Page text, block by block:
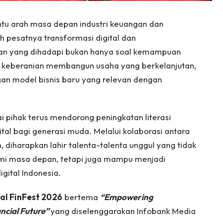
arah masa depan industri keuangan dan
pesatnya transformasi digital dan
yang dihadapi bukan hanya soal kemampuan
membangun usaha yang berkelanjutan,
model bisnis baru yang relevan dengan
terus mendorong peningkatan literasi
bagi generasi muda. Melalui kolaborasi antara
diharapkan lahir talenta-talenta unggul yang tidak
masa depan, tetapi juga mampu menjadi
Indonesia.
FinFest 2026 bertema “Empowering
Future”yang diselenggarakan Infobank Media